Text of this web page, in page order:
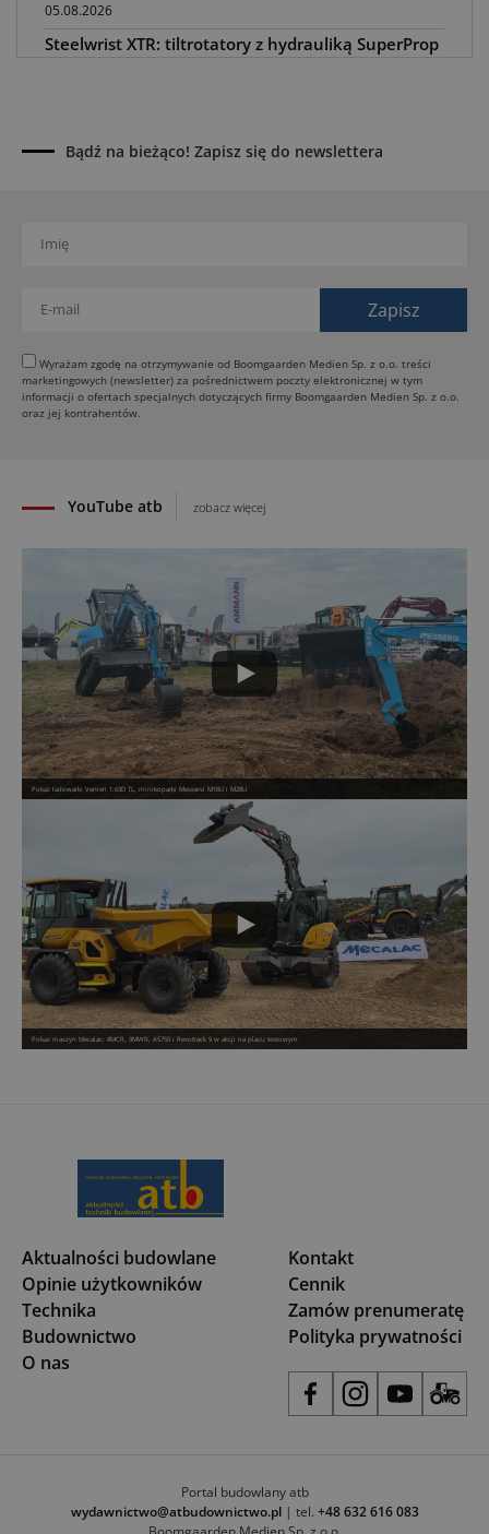
05.08.2026
Steelwrist XTR: tiltrotatory z hydrauliką SuperProp
03.08.2026
Dynapac NEXUS: cyfrowa rewolucja w robotach
01.08.2026
Jeden walec, trzy tryby zagęszczania BOMAG BW
177 BVO-5 PL
31.07.2026
SCHWING DynaRig ułatwia pracę na ciasnych
YouTube atb zobacz więcej
Pokaz ładowarki Venieri 1.63D TL, minikoparki Messersi M16U i M28U
Pokaz maszyn Mecalac: 8MCR, 9MWR, AS750 i Revotrack 9 w akcji na placu testowym
Bądź na bieżąco! Zapisz się do newslettera
Wyrażam zgodę na otrzymywanie od Boomgaarden Medien Sp. z o.o. treści
marketingowych (newsletter) za pośrednictwem poczty elektronicznej w tym
informacji o ofertach specjalnych dotyczących firmy Boomgaarden Medien Sp. z o.o.
oraz jej kontrahentów.
Aktualności budowlane
Opinie użytkowników
Technika
Budownictwo
O nas
Kontakt
Cennik
Zamów prenumeratę
Polityka prywatności
Portal budowlany atb
wydawnictwo@atbudownictwo.pl| tel. +48 632 616 083